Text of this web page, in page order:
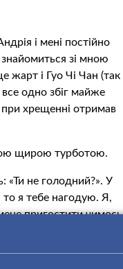
і мені постійно
зі мною
жарт і Гуо Чі Чан (так
все одно збіг майже
при хрещенні отримав
щирою турботою.
«Ти не голодний?». У
я тебе нагодую. Я,
пригостити чимось
ще з шістьма